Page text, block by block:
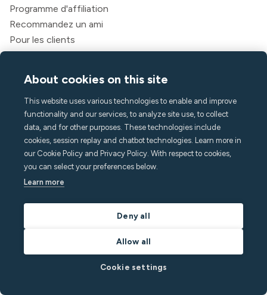
Programme d'affiliation
Recommandez un ami
Pour les clients
Politique de confidentialité
Déclaration d'accessibilité
Légal
L'entreprise
À propos de Minut
Presse et médias
Centre d'aide
About cookies on this site
This website uses various technologies to enable and improve
functionality and our services, to analyze site use, to collect
data, and for other purposes. These technologies include
cookies, session replay and chatbot technologies. Learn more in
our Cookie Policy and Privacy Policy. With respect to cookies,
you can select your preferences below.
Learn more
Deny all
Allow all
Cookie settings